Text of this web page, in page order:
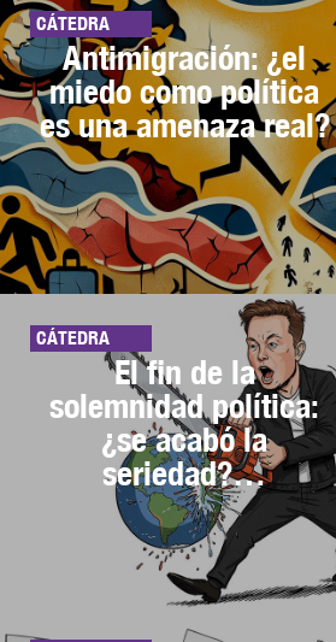
CÁTEDRA
Antimigración: ¿el
miedo como política
es una amenaza real?
CÁTEDRA
El fin de la
solemnidad política:
¿se acabó la
seriedad?…